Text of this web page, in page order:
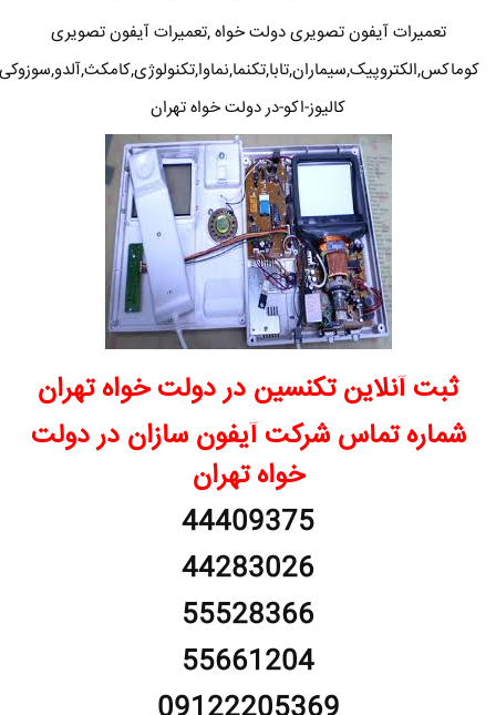
تعمیرات آیفون تصویری دولت خواه ,تعمیرات آیفون تصویری
کوماکس,الکتروپیک,سیماران,تابا,تکنما,نماوا,تکنولوژی,کامکث,آلدو,سوزوکی
کالیوز-اکو-در دولت خواه تهران
ثبت آنلاین تکنسین در دولت خواه تهران
شماره تماس شرکت آیفون سازان در دولت
خواه تهران
44409375
44283026
55528366
55661204